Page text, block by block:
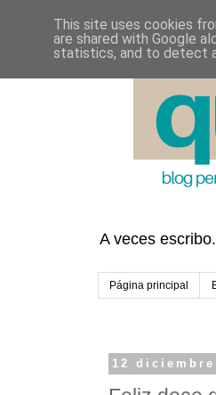
A veces escribo.
Página principal
12 diciembre
This site uses cookies
are shared with Google
statistics, and to detect